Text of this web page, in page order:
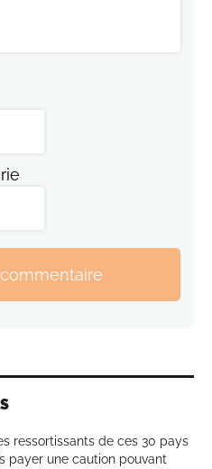
ressortissants de ces 30 pays
payer une caution pouvant